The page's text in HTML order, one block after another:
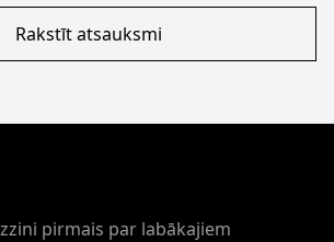
Rakstīt atsauksmi
pirmais par labākajiem